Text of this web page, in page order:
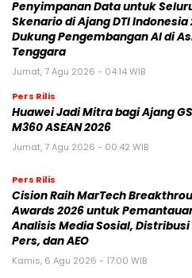
Penyimpanan Data untuk
Skenario di Ajang DTI Indonesia
Dukung Pengembangan AI di
Tenggara
Jumat, 7 Agu 2026 - 04:14 WIB
Pers Rilis
Huawei Jadi Mitra bagi Ajang
M360 ASEAN 2026
Jumat, 7 Agu 2026 - 00:42 WIB
Pers Rilis
Cision Raih MarTech
Awards 2026 untuk
Analisis Media Sosial,
Pers, dan AEO
Kamis, 6 Agu 2026 - 17:00 WIB